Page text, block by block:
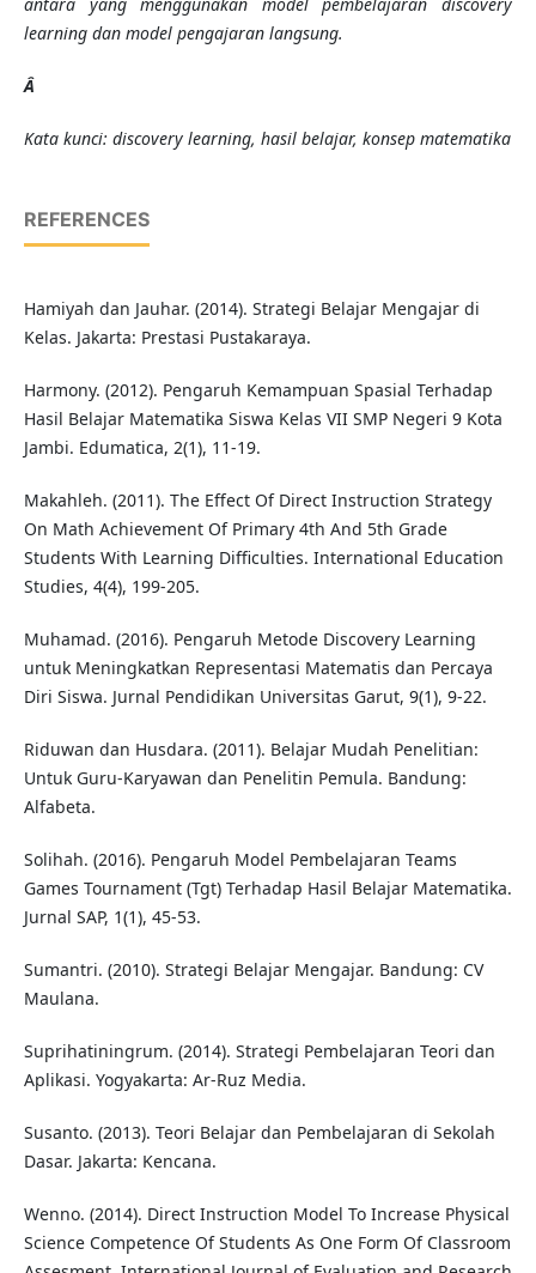
learning dan model pengajaran langsung.
Â
Kata kunci: discovery learning, hasil belajar, konsep matematika
REFERENCES
Hamiyah dan Jauhar. (2014). Strategi Belajar Mengajar di
Kelas. Jakarta: Prestasi Pustakaraya.
Harmony. (2012). Pengaruh Kemampuan Spasial Terhadap
Hasil Belajar Matematika Siswa Kelas VII SMP Negeri 9 Kota
Jambi. Edumatica, 2(1), 11-19.
Makahleh. (2011). The Effect Of Direct Instruction Strategy
On Math Achievement Of Primary 4th And 5th Grade
Students With Learning Difficulties. International Education
Studies, 4(4), 199-205.
Muhamad. (2016). Pengaruh Metode Discovery Learning
untuk Meningkatkan Representasi Matematis dan Percaya
Diri Siswa. Jurnal Pendidikan Universitas Garut, 9(1), 9-22.
Riduwan dan Husdara. (2011). Belajar Mudah Penelitian:
Untuk Guru-Karyawan dan Penelitin Pemula. Bandung:
Alfabeta.
Solihah. (2016). Pengaruh Model Pembelajaran Teams
Games Tournament (Tgt) Terhadap Hasil Belajar Matematika.
Jurnal SAP, 1(1), 45-53.
Sumantri. (2010). Strategi Belajar Mengajar. Bandung: CV
Maulana.
Suprihatiningrum. (2014). Strategi Pembelajaran Teori dan
Aplikasi. Yogyakarta: Ar-Ruz Media.
Susanto. (2013). Teori Belajar dan Pembelajaran di Sekolah
Dasar. Jakarta: Kencana.
Wenno. (2014). Direct Instruction Model To Increase Physical
Science Competence Of Students As One Form Of Classroom